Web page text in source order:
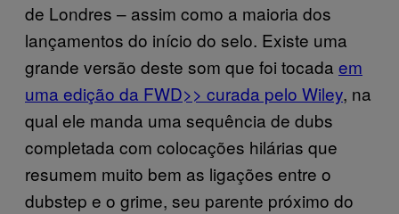
de Londres – assim como a maioria dos
lançamentos do início do selo. Existe uma
grande versão deste som que foi tocada em
uma edição da FWD>> curada pelo Wiley, na
qual ele manda uma sequência de dubs
completada com colocações hilárias que
resumem muito bem as ligações entre o
dubstep e o grime, seu parente próximo do